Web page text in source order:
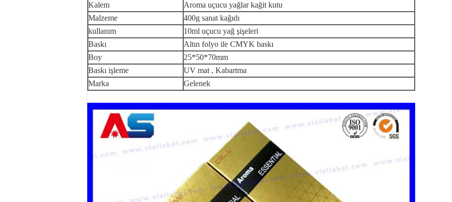
Kalem
Aroma uçucu yağlar kağit kutu
Malzeme
400g sanat kağıdı
kullanım
10ml uçucu yağ şişeleri
Baskı
Altın folyo ile CMYK baskı
Boy
25*50*70mm
Baskı işleme
UV mat , Kabartma
Marka
Gelenek